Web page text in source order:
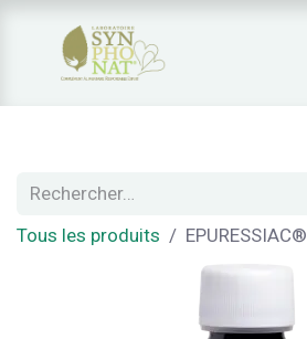
Tous les produits EPURESSIAC®